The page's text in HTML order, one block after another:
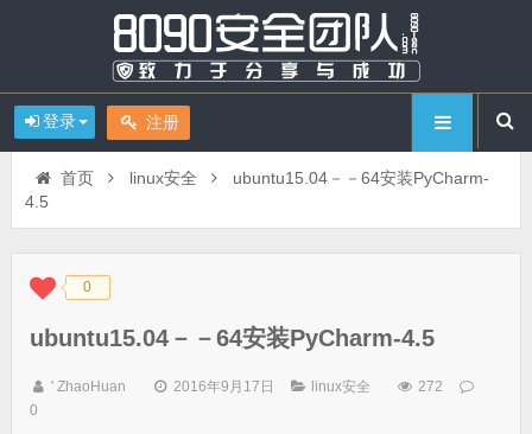
登录 注册
首页 linux安全
ubuntu15.04－－64安装PyCharm-
4.5
◆◆ 0
ubuntu15.04－－64安装PyCharm-4.5
' ZhaoHuan 2016年9月17日 linux安全
272
0